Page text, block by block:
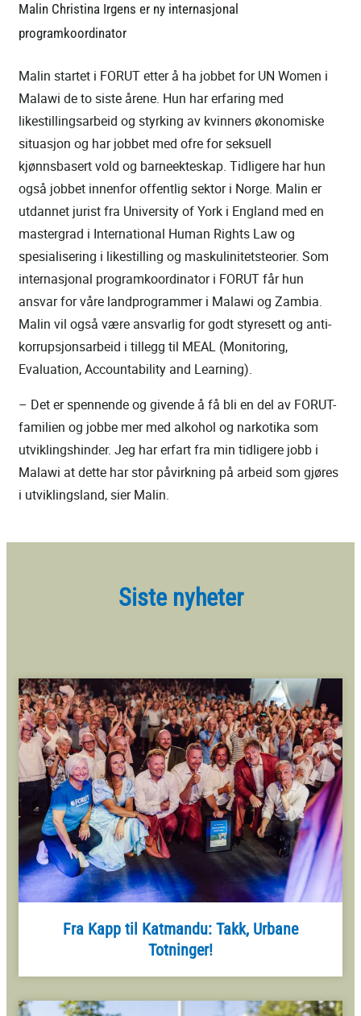
Malin Christina Irgens er ny internasjonal
programkoordinator
Malin startet i FORUT etter å ha jobbet for UN Women i
Malawi de to siste årene. Hun har erfaring med
likestillingsarbeid og styrking av kvinners økonomiske
situasjon og har jobbet med ofre for seksuell
kjønnsbasert vold og barneekteskap. Tidligere har hun
også jobbet innenfor offentlig sektor i Norge. Malin er
utdannet jurist fra University of York i England med en
mastergrad i International Human Rights Law og
spesialisering i likestilling og maskulinitetsteorier. Som
internasjonal programkoordinator i FORUT får hun
ansvar for våre landprogrammer i Malawi og Zambia.
Malin vil også være ansvarlig for godt styresett og anti-
korrupsjonsarbeid i tillegg til MEAL (Monitoring,
Evaluation, Accountability and Learning).
– Det er spennende og givende å få bli en del av FORUT-
familien og jobbe mer med alkohol og narkotika som
utviklingshinder. Jeg har erfart fra min tidligere jobb i
Malawi at dette har stor påvirkning på arbeid som gjøres
i utviklingsland, sier Malin.
Siste nyheter
Fra Kapp til Katmandu: Takk, Urbane
Totninger!